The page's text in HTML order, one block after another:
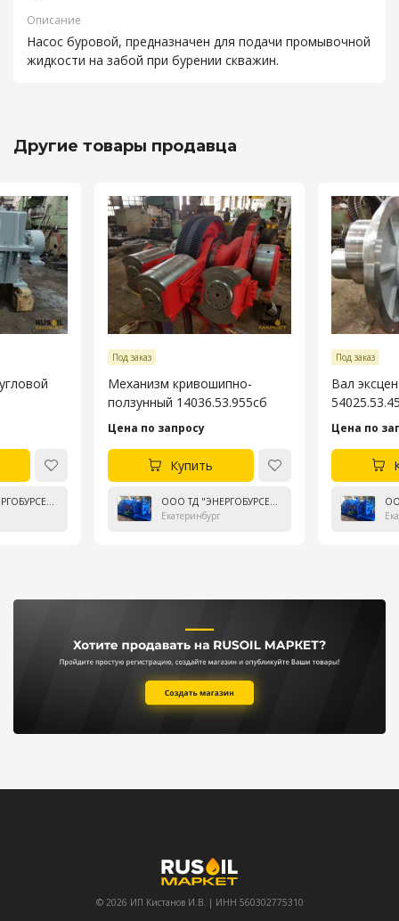
Описание
Насос буровой, предназначен для подачи промывочной
жидкости на забой при бурении скважин.
Другие товары продавца
Под заказ
Механизм кривошипно-
ползунный 14036.53.955сб
Цена по запросу
Купить
Екатеринбург
Под заказ
Вал
Цена по
© 2026 ИП Кистанов И.В. | ИНН 560302775310